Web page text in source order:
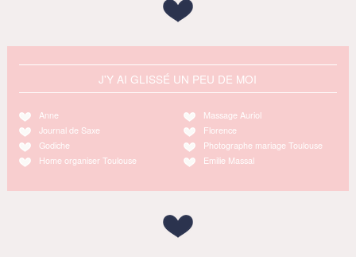
J'Y AI GLISSÉ UN PEU DE MOI
Anne
Journal de Saxe
Godiche
Home organiser Toulouse
Massage Auriol
Florence
Photographe mariage Toulouse
Emilie Massal